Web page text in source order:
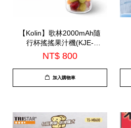
【Kolin】歌林2000mAh隨
行杯搖搖果汁機(KJE-
HC200U)
NT$ 800
加入購物車